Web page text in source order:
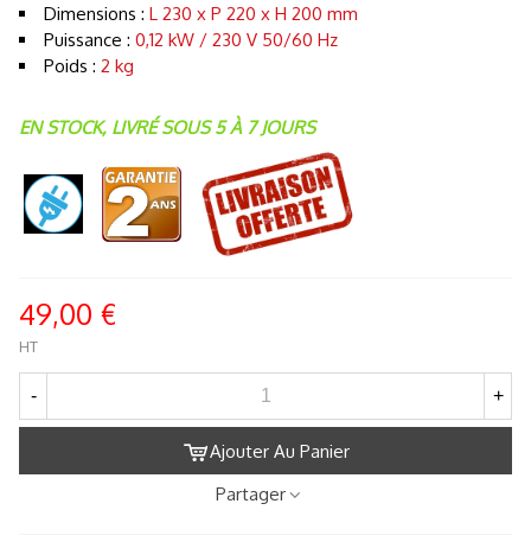
Dimensions : L 230 x P 220 x H 200 mm
Puissance : 0,12 kW / 230 V 50/60 Hz
Poids : 2 kg
EN STOCK, LIVRÉ SOUS 5 À 7 JOURS
49,00 €
HT
- +
Ajouter Au Panier
Partager